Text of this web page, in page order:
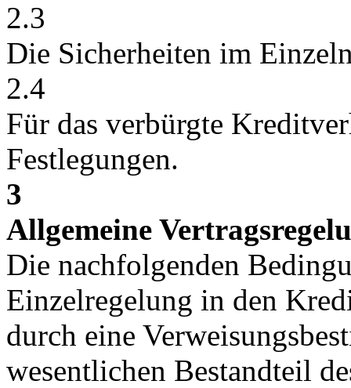
2.3
Die Sicherheiten im
2.4
Für das verbürgte
Festlegungen.
3
Allgemeine
Die nachfolgenden
Einzelregelung in den
durch eine
wesentlichen Bestandteil